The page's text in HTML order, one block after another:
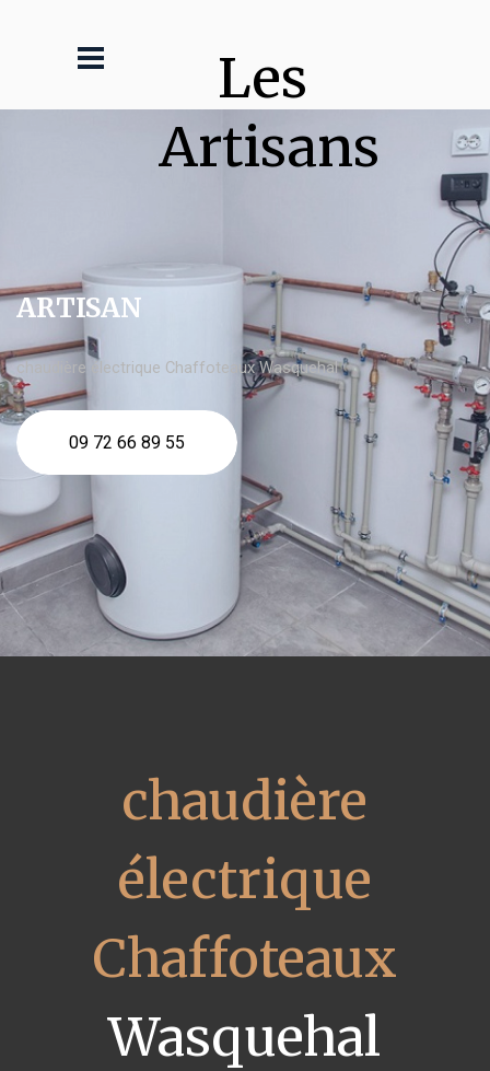
Les
Artisans
ARTISAN
chaudière électrique Chaffoteaux Wasquehal
09 72 66 89 55
chaudière
électrique
Chaffoteaux
Wasquehal